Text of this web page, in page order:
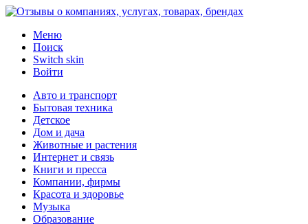
Меню
Поиск
Switch skin
Войти
Авто и транспорт
Бытовая техника
Детское
Дом и дача
Животные и растения
Интернет и связь
Книги и пресса
Компании, фирмы
Красота и здоровье
Музыка
Образование